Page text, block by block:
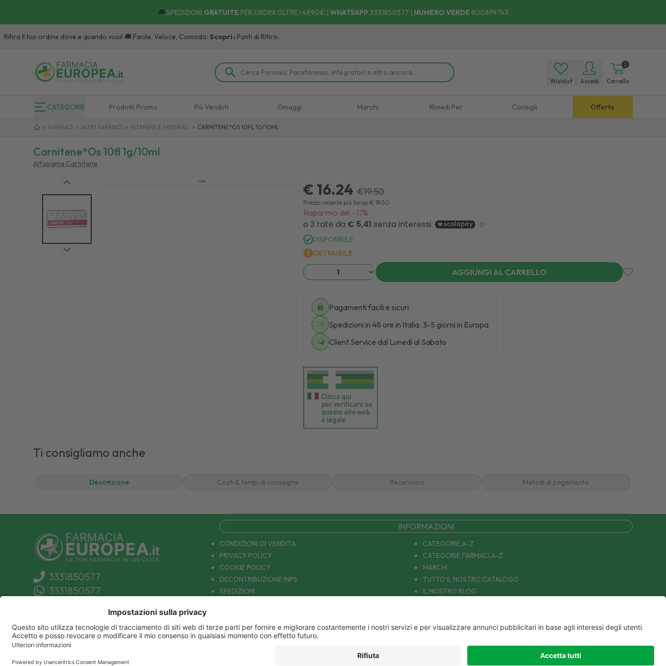
🚚 SPEDIZIONI GRATUITE PER ORDINI OLTRE I 49,90€ | WHATSAPP 3331850577 | NUMERO VERDE 800699743
il tuo ordine dove e quando vuoi! 🚚 Facile, Veloce, Comodo:Scoprii Punti di Ritiro.
Wishlist Accedi
0
Carrello
CATEGORIE Prodotti Promo Più Venduti Omaggi Marchi Rimedi Per Consigli Offerte
> FARMACI > ALTRI FARMACI > VITAMINE E MINERALI > CARNITENE*OS 10FL 1G/10ML
Carnitene*os 10fl 1g/10ml
Alfasigma Carnitene
€ 16.24 €19.50
Prezzo recente più basso€ 19.50
Risparmio del - 17%
DISPONIBILE
DETRAIBILE
AGGIUNGI AL CARRELLO
Pagamenti facili e sicuri
Spedizioni in 48 ore in Italia. 3-5 giorni in Europa
Client Service dal Lunedì al Sabato
Ti consigliamo anche
Descrizione Costi & tempi di consegna Recensioni Metodi di pagamento
3331850577
3331850577
info@farmaciaeuropea.it
INFORMAZIONI
CONDIZIONI DI VENDITA
PRIVACY POLICY
COOKIE POLICY
DECONTRIBUZIONE INPS
SPEDIZIONI
PATOLOGIE: CAUSE E RIMEDI
CATEGORIE A-Z
CATEGORIE FARMACI A-Z
MARCHI
TUTTO IL NOSTRO CATALOGO
IL NOSTRO BLOG